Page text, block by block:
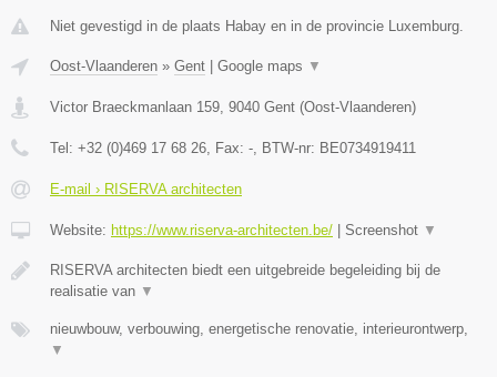
Niet gevestigd in de plaats Habay en in de provincie Luxemburg.
Oost-Vlaanderen » Gent | Google maps ▼
Victor Braeckmanlaan 159 9040 Gent (Oost-Vlaanderen)
Tel: +32 (0)469 17 68 26 , Fax: - , BTW-nr: BE0734919411
E-mail › RISERVA architecten
Website: https://www.riserva-architecten.be/ | Screenshot ▼
RISERVA architecten biedt een uitgebreide begeleiding bij de
realisatie van ▼
nieuwbouw, verbouwing, energetische renovatie, interieurontwerp,
▼